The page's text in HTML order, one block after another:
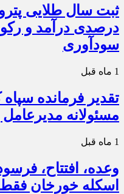
درصدی درآمد و
سودآوری
1 ماه قبل
تقدیر فرمانده
مسئولانه مدیرعامل
1 ماه قبل
وعده، افتتاح،
اسکله خورخان